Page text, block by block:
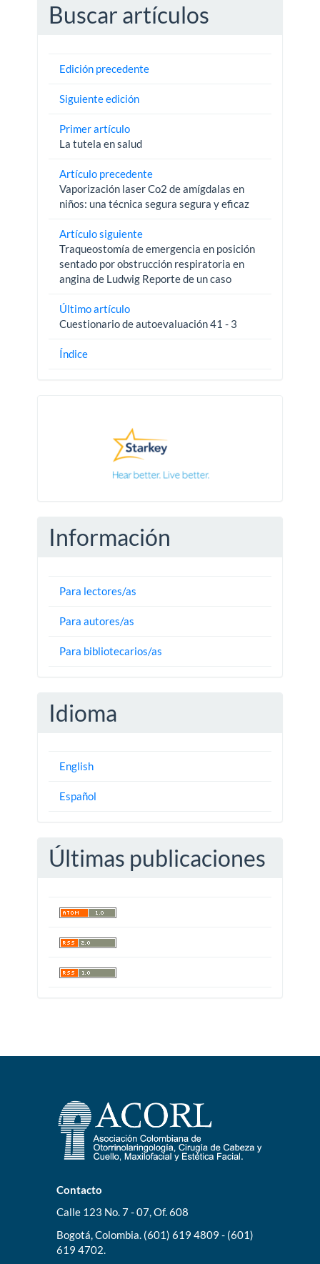
Buscar artículos
Edición precedente
Siguiente edición
Primer artículo
La tutela en salud
Artículo precedente
Vaporización laser Co2 de amígdalas en
niños: una técnica segura segura y eficaz
Artículo siguiente
Traqueostomía de emergencia en posición
sentado por obstrucción respiratoria en
angina de Ludwig Reporte de un caso
Último artículo
Cuestionario de autoevaluación 41 - 3
Índice
Información
Para lectores/as
Para autores/as
Para bibliotecarios/as
Idioma
English
Español
Últimas publicaciones
Contacto
Calle 123 No. 7 - 07, Of. 608
Bogotá, Colombia. (601) 619 4809 - (601)
619 4702.